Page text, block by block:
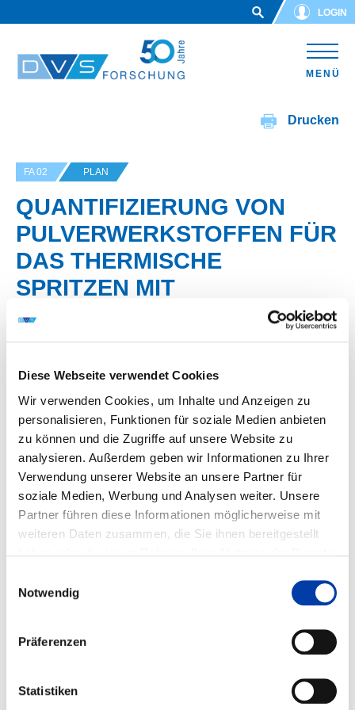
Diese Webseite verwendet Cookies
Wir verwenden Cookies, um Inhalte und Anzeigen zu
personalisieren, Funktionen für soziale Medien anbieten
zu können und die Zugriffe auf unsere Website zu
analysieren. Außerdem geben wir Informationen zu Ihrer
Verwendung unserer Website an unsere Partner für
soziale Medien, Werbung und Analysen weiter. Unsere
Partner führen diese Informationen möglicherweise mit
weiteren Daten zusammen, die Sie ihnen bereitgestellt
Notwendig
Präferenzen
Statistiken
LOGIN
MENÜ
Drucken
FA 02 PLAN
QUANTIFIZIERUNG VON
PULVERWERKSTOFFEN FÜR
DAS THERMISCHE
SPRITZEN MIT
UNTERSTÜTZUNG
DIGITALER TESTMETHODEN
UND EINBINDUNG
KÜNSTLICHER INTELLIGENZ
IGF-Vorhaben-Nr.: 01IF23252N
Laufzeit: 01.05.2024 - 30.04.2027
Maschinenbau (IOT)
KB Werkstoffe, Materialien